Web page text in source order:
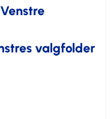
valgfolder